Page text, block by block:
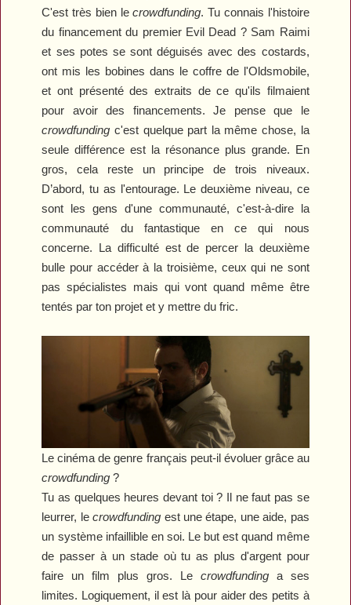
C'est très bien lecrowdfunding. Tu connais l'histoire
du financement du premier Evil Dead ? Sam Raimi
et ses potes se sont déguisés avec des costards,
ont mis les bobines dans le coffre de l'Oldsmobile,
et ont présenté des extraits de ce qu'ils filmaient
pour avoir des financements. Je pense que le
crowdfunding c'est quelque part la même chose, la
seule différence est la résonance plus grande. En
gros, cela reste un principe de trois niveaux.
D’abord, tu as l'entourage. Le deuxième niveau, ce
sont les gens d'une communauté, c'est-à-dire la
communauté du fantastique en ce qui nous
concerne. La difficulté est de percer la deuxième
bulle pour accéder à la troisième, ceux qui ne sont
passpécialistes mais qui vont quand même être
tentés par ton projet et y mettre du fric.
Le cinéma de genre français peut-il évoluer grâce au
crowdfunding ?
Tu as quelques heures devant toi ? Il ne faut pas se
leurrer, lecrowdfunding est une étape, une aide, pas
un système infaillible en soi. Le but est quand même
de passer à un stade où tu as plus d'argent pour
faire un film plus gros. Le crowdfundinga ses
limites. Logiquement, il est là pour aider des petits à